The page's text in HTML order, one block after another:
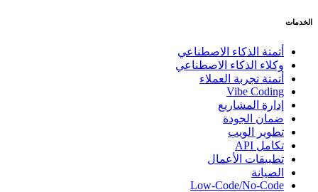
الخدمات
أتمتة الذكاء الاصطناعي
وكلاء الذكاء الاصطناعي
أتمتة تجربة العملاء
Vibe Coding
إدارة المشاريع
ضمان الجودة
تطوير الويب
تكامل API
تطبيقات الأعمال
الصيانة
Low-Code/No-Code